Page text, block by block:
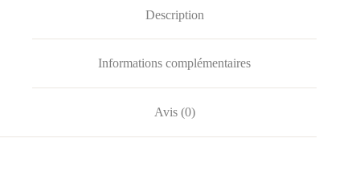
Description
Informations complémentaires
Avis (0)